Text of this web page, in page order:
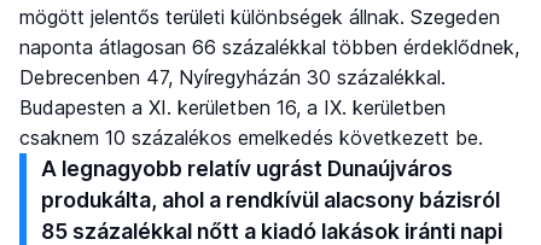
mögött jelentős területi különbségek állnak. Szegeden
naponta átlagosan 66 százalékkal többen érdeklődnek,
Debrecenben 47, Nyíregyházán 30 százalékkal.
Budapesten a XI. kerületben 16, a IX. kerületben
csaknem 10 százalékos emelkedés következett be.
A legnagyobb relatív ugrást Dunaújváros
produkálta, ahol a rendkívül alacsony bázisról
85 százalékkal nőtt a kiadó lakások iránti napi